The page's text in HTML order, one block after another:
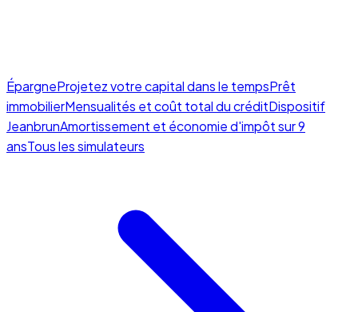
ÉpargneProjetez votre capital dans le tempsPrêt
immobilierMensualités et coût total du créditDispositif
JeanbrunAmortissement et économie d'impôt sur 9
ansTous les simulateurs